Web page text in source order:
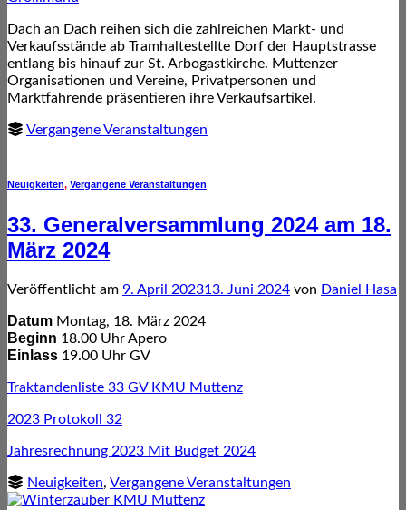
Dach an Dach reihen sich die zahlreichen Markt- und
Verkaufsstände ab Tramhaltestellte Dorf der Hauptstrasse
entlang bis hinauf zur St. Arbogastkirche. Muttenzer
Organisationen und Vereine, Privatpersonen und
Marktfahrende präsentieren ihre Verkaufsartikel.
Vergangene Veranstaltungen
Neuigkeiten, Vergangene Veranstaltungen
33. Generalversammlung 2024 am 18.
März 2024
Veröffentlicht am 9. April 202313. Juni 2024 von Daniel Hasa
Datum Montag, 18. März 2024
Beginn 18.00 Uhr Apero
Einlass 19.00 Uhr GV
Traktandenliste 33 GV KMU Muttenz
2023 Protokoll 32
Jahresrechnung 2023 Mit Budget 2024
Neuigkeiten, Vergangene Veranstaltungen